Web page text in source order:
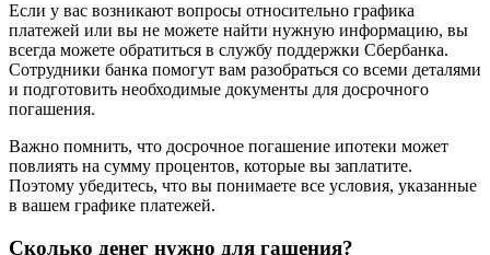
Если у вас возникают вопросы относительно графика
платежей или вы не можете найти нужную информацию, вы
всегда можете обратиться в службу поддержки Сбербанка.
Сотрудники банка помогут вам разобраться со всеми деталями
и подготовить необходимые документы для досрочного
погашения.
Важно помнить, что досрочное погашение ипотеки может
повлиять на сумму процентов, которые вы заплатите.
Поэтому убедитесь, что вы понимаете все условия, указанные
в вашем графике платежей.
Сколько денег нужно для гашения?